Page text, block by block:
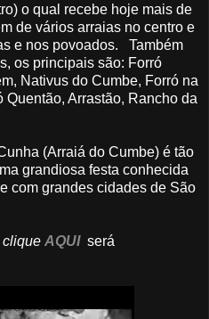
o qual recebe hoje mais de
de vários arraias no centro e
e nos povoados. Também
os principais são: Forró
Nativus do Cumbe, Forró na
Quentão, Arrastão, Rancho da
(Arraiá do Cumbe) é tão
grandiosa festa conhecida
com grandes cidades de São
clique AQUI será